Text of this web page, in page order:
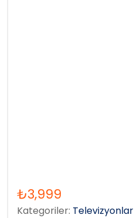
₺3,999
Kategoriler: Televizyonlar